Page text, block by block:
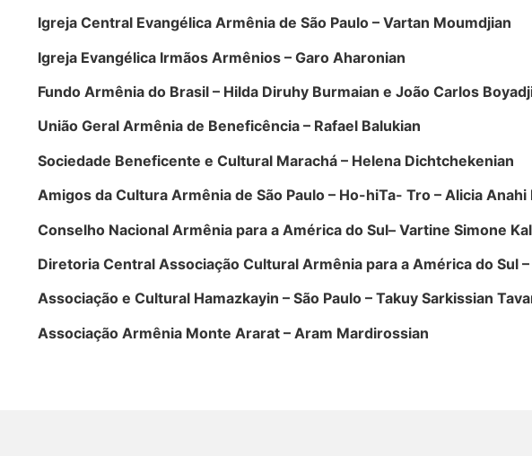
Igreja Central Evangélica Armênia de São Paulo – Vartan Moumdjian
Igreja Evangélica Irmãos Armênios – Garo Aharonian
Fundo Armênia do Brasil – Hilda Diruhy Burmaian e João Carlos
União Geral Armênia de Beneficência – Rafael Balukian
Sociedade Beneficente e Cultural Marachá – Helena Dichtchekenian
Amigos da Cultura Armênia de São Paulo – Ho-hiTa- Tro – Alicia Anahi
Conselho Nacional Armênia para a América do Sul– Vartine Simone
Diretoria Central Associação Cultural Armênia para a América do Sul
Associação e Cultural Hamazkayin – São Paulo – Takuy Sarkissian
Associação Armênia Monte Ararat – Aram Mardirossian